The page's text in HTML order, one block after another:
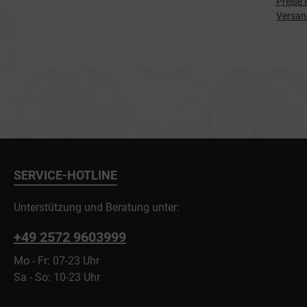
SERVICE-HOTLINE
Unterstützung und Beratung unter:
+49 2572 9603999
Mo - Fr: 07-23 Uhr
Sa - So: 10-23 Uhr